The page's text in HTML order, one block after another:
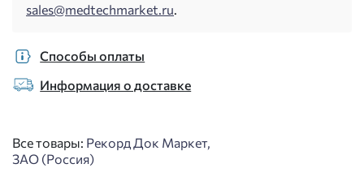
sales@medtechmarket.ru
Способы оплаты
Информация о доставке
Все товары: Рекорд Док Маркет,
ЗАО (Россия)